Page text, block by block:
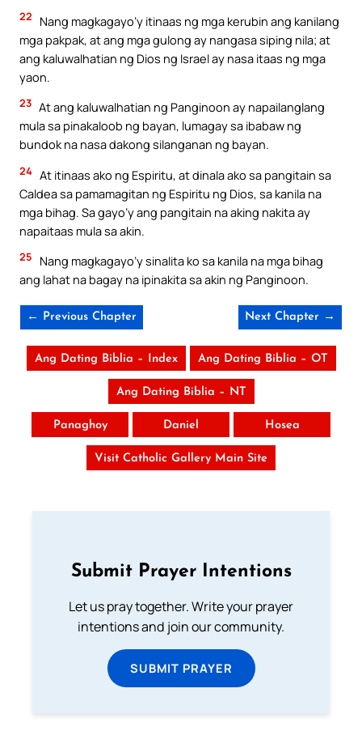
22
Nang magkagayo’y itinaas ng mga kerubin ang kanilang
mga pakpak, at ang mga gulong ay nangasa siping nila; at
ang kaluwalhatian ng Dios ng Israel ay nasa itaas ng mga
yaon.
23 At ang kaluwalhatian ng Panginoon ay napailanglang
mula sa pinakaloob ng bayan, lumagay sa ibabaw ng
bundok na nasa dakong silanganan ng bayan.
24 At itinaas ako ng Espiritu, at dinala ako sa pangitain sa
Caldea sa pamamagitan ng Espiritu ng Dios, sa kanila na
mga bihag. Sa gayo’y ang pangitain na aking nakita ay
napaitaas mula sa akin.
25
Nang magkagayo’y sinalita ko sa kanila na mga bihag
ang lahat na bagay na ipinakita sa akin ng Panginoon.
← Previous Chapter Next Chapter →
Ang Dating Biblia – Index Ang Dating Biblia – OT
Ang Dating Biblia – NT
Panaghoy Daniel Hosea
Visit Catholic Gallery Main Site
Submit Prayer Intentions
Let us pray together. Write your prayer
intentions and join our community.
SUBMIT PRAYER